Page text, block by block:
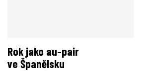
Rok jako au-pair
ve Španělsku